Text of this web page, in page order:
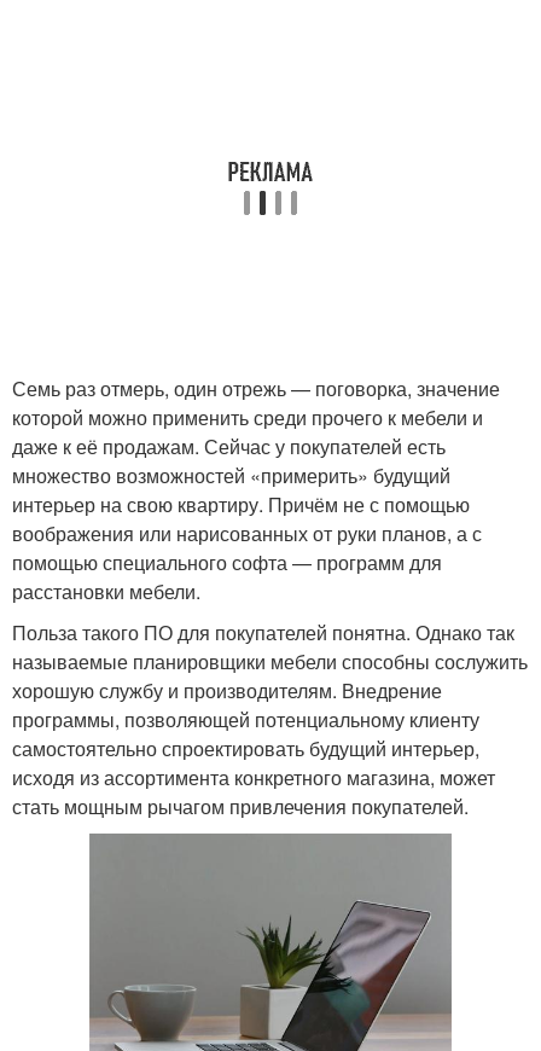
Семь раз отмерь, один отрежь — поговорка, значение
которой можно применить среди прочего к мебели и
даже к её продажам. Сейчас у покупателей есть
множество возможностей «примерить» будущий
интерьер на свою квартиру. Причём не с помощью
воображения или нарисованных от руки планов, а с
помощью специального софта — программ для
расстановки мебели.
Польза такого ПО для покупателей понятна. Однако так
называемые планировщики мебели способны сослужить
хорошую службу и производителям. Внедрение
программы, позволяющей потенциальному клиенту
самостоятельно спроектировать будущий интерьер,
исходя из ассортимента конкретного магазина, может
стать мощным рычагом привлечения покупателей.